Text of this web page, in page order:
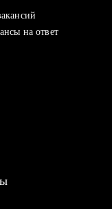
на ответ